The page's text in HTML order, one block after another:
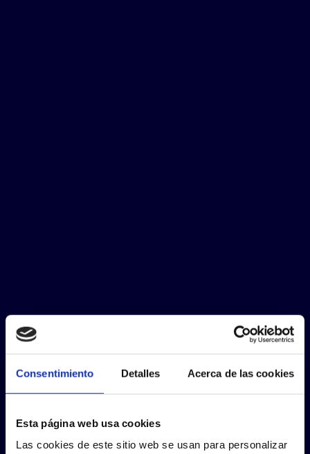
Consentimiento Detalles Acerca de las cookies
Esta página web usa cookies
Las cookies de este sitio web se usan para personalizar